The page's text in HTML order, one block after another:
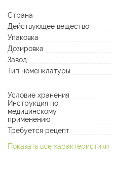
Страна
Действующее вещество
Упаковка
Дозировка
Завод
Тип номенклатуры
Условие хранения
Инструкция по
медицинскому
применению
Требуется рецепт
Показать все характеристики